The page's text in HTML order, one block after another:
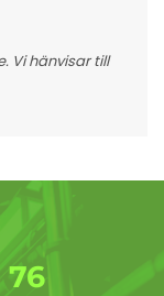
Vi hänvisar till
76